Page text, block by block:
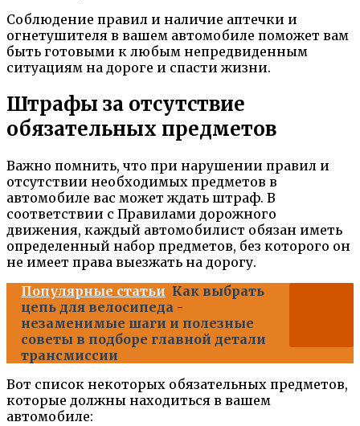
Соблюдение правил и наличие аптечки и
огнетушителя в вашем автомобиле поможет вам
быть готовыми к любым непредвиденным
ситуациям на дороге и спасти жизни.
Штрафы за отсутствие
обязательных предметов
Важно помнить, что при нарушении правил и
отсутствии необходимых предметов в
автомобиле вас может ждать штраф. В
соответствии с Правилами дорожного
движения, каждый автомобилист обязан иметь
определенный набор предметов, без которого он
не имеет права выезжать на дорогу.
Популярные статьи Как выбрать
цепь для велосипеда -
незаменимые шаги и полезные
советы в подборе главной детали
трансмиссии
Вот список некоторых обязательных предметов,
которые должны находиться в вашем
автомобиле: